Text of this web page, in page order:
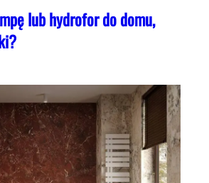
lub hydrofor do domu,